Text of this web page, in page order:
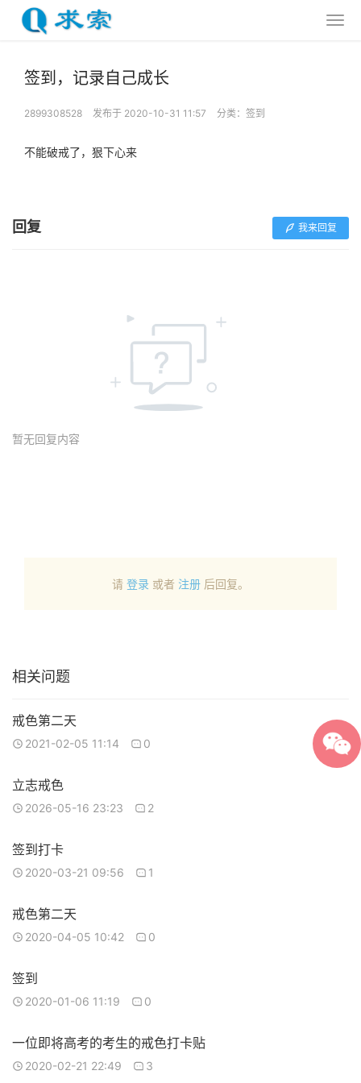
签到，记录自己成长
2899308528 发布于 2020-10-31 11:57 分类： 签到
不能破戒了，狠下心来
回复 我来回复
暂无回复内容
请 登录 或者 注册 后回复。
相关问题
戒色第二天
2021-02-05 11:14 0
立志戒色
2026-05-16 23:23 2
签到打卡
2020-03-21 09:56 1
戒色第二天
2020-04-05 10:42 0
签到
2020-01-06 11:19 0
一位即将高考的考生的戒色打卡贴
2020-02-21 22:49 3